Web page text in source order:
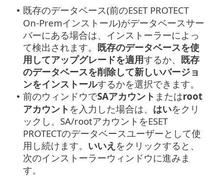
• 既存のデータベース(前のESET PROTECT
On-Premインストール)がデータベースサー
バーにある場合は、インストーラーによっ
て検出されます。 既存のデータベースを使
用してアップグレードを適用するか、 既存
のデータベースを削除して新しいバージョ
ンをインストールするかを選択できます。
• 前のウィンドウでSAアカウント またはroot
アカウント を入力した場合は、 はいをクリ
ックし、SA/rootアカウントをESET
PROTECTのデータベースユーザーとして使
用し続けます。 いいえ をクリックすると、
次のインストーラーウィンドウに進みま
す。